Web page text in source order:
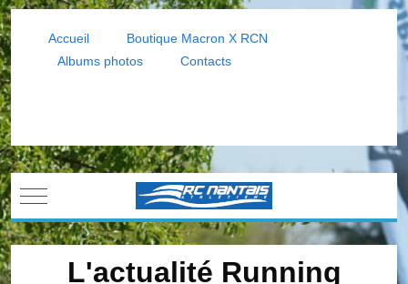
Accueil
Boutique Macron X RCN
Albums photos
Contacts
Mobile Menu Toggle
L'actualité Running